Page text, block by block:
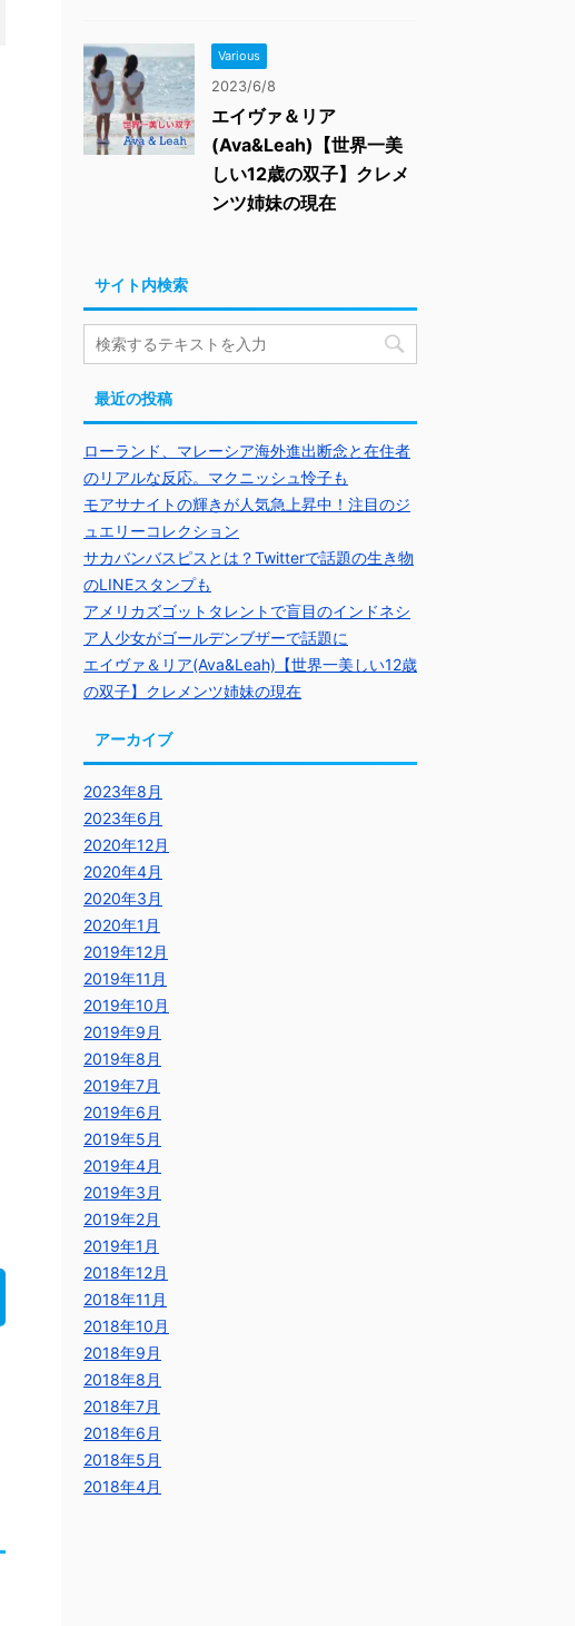
Various
2023/6/8
エイヴァ＆リア
(Ava&Leah)【世界一美
しい12歳の双子】クレメ
ンツ姉妹の現在
サイト内検索
最近の投稿
ローランド、マレーシア海外進出断念と在住者
のリアルな反応。マクニッシュ怜子も
モアサナイトの輝きが人気急上昇中！注目のジ
ュエリーコレクション
サカバンバスピスとは？Twitterで話題の生き物
のLINEスタンプも
アメリカズゴットタレントで盲目のインドネシ
ア人少女がゴールデンブザーで話題に
エイヴァ＆リア(Ava&Leah)【世界一美しい12歳
の双子】クレメンツ姉妹の現在
アーカイブ
2023年8月
2023年6月
2020年12月
2020年4月
2020年3月
2020年1月
2019年12月
2019年11月
2019年10月
2019年9月
2019年8月
2019年7月
2019年6月
2019年5月
2019年4月
2019年3月
2019年2月
2019年1月
2018年12月
2018年11月
2018年10月
2018年9月
2018年8月
2018年7月
2018年6月
2018年5月
2018年4月